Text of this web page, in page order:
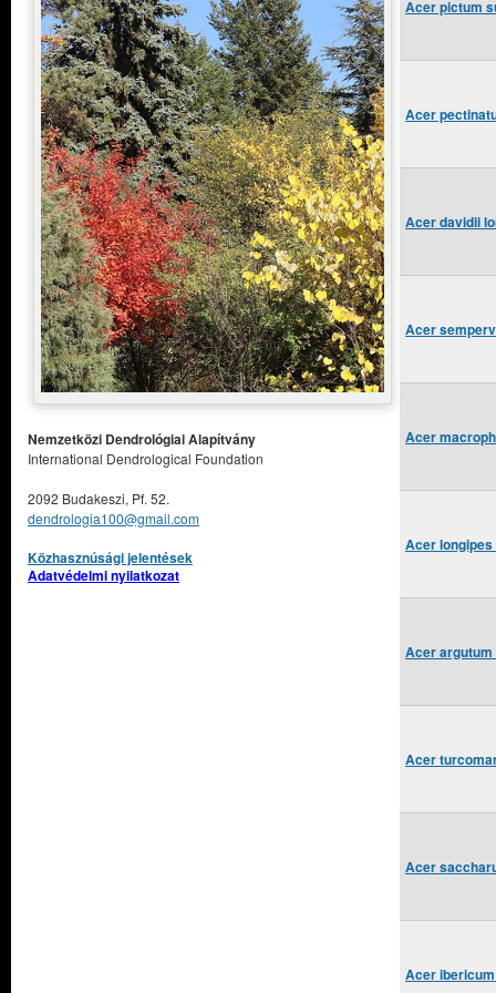
Acer pictum
Acer
Acer davidii
Acer
Acer
Acer
Acer
Acer
Acer
Acer
Nemzetközi Dendrológiai Alapítvány
International Dendrological Foundation
2092 Budakeszi, Pf. 52.
dendrologia100@gmail.com
Közhasznúsági jelentések
Adatvédelmi nyilatkozat